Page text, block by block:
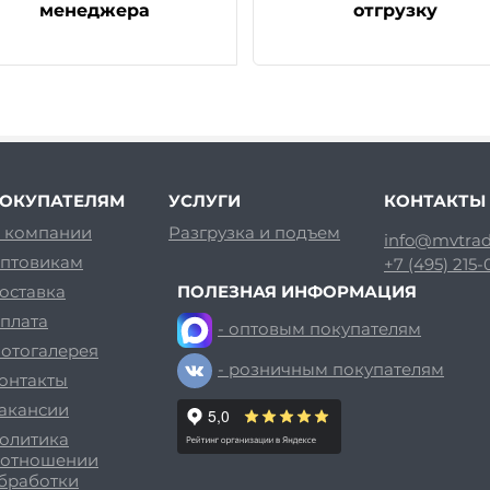
менеджера
отгрузку
УСЛУГИ
Разгрузка и подъем
КОНТАКТЫ
+7 (495)
ПОЛЕЗНАЯ ИНФОРМАЦИЯ
- оптовым покупателям
- розничным покупателям